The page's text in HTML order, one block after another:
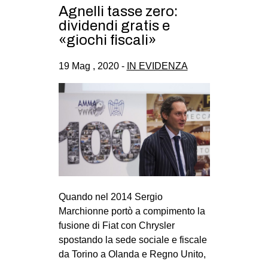
REPRESSIONE
STUDENTI
CINEMA
MANIFESTI
MUSICA
RECENSIONI
AFRICA
AMERICHE
Agnelli tasse zero:
dividendi gratis e
«giochi fiscali»
19 Mag , 2020 - IN EVIDENZA
Quando nel 2014 Sergio
Marchionne portò a compimento la
fusione di Fiat con Chrysler
spostando la sede sociale e fiscale
da Torino a Olanda e Regno Unito,